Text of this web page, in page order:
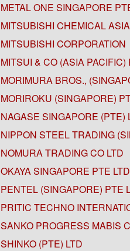
METAL ONE SINGAPORE
MITSUBISHI CHEMICAL
MITSUBISHI CORPORATION
MITSUI & CO (ASIA PACIFIC)
MORIMURA BROS.,
MORIROKU (SINGAPORE)
NAGASE SINGAPORE (PTE)
NIPPON STEEL TRADING
NOMURA TRADING CO LTD
OKAYA SINGAPORE PTE LTD
PENTEL (SINGAPORE) PTE
PRITIC TECHNO
SANKO PROGRESS MABIS
SHINKO (PTE) LTD